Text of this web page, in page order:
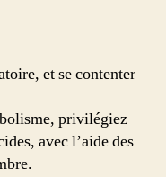
et se contenter
privilégiez
avec l’aide des